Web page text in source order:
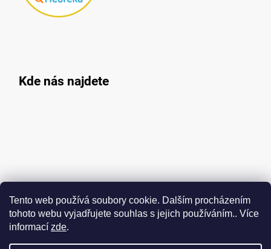
Tento web používá soubory cookie. Dalším procházením
tohoto webu vyjadřujete souhlas s jejich používáním.. Více
informací zde.
Kde nás najdete